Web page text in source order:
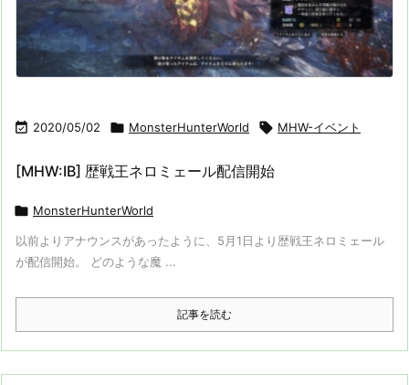
 2020/05/02  MonsterHunterWorld  MHW-イベント
[MHW:IB] 歴戦王ネロミェール配信開始
 MonsterHunterWorld
以前よりアナウンスがあったように、5月1日より歴戦王ネロミェール
が配信開始。 どのような魔 ...
記事を読む